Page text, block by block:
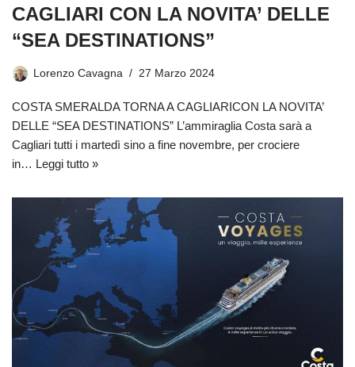
CAGLIARI CON LA NOVITA’ DELLE
“SEA DESTINATIONS”
Lorenzo Cavagna 27 Marzo 2024
COSTA SMERALDA TORNA A CAGLIARICON LA NOVITA’
DELLE “SEA DESTINATIONS” L’ammiraglia Costa sarà a
Cagliari tutti i martedì sino a fine novembre, per crociere
in… Leggi tutto »